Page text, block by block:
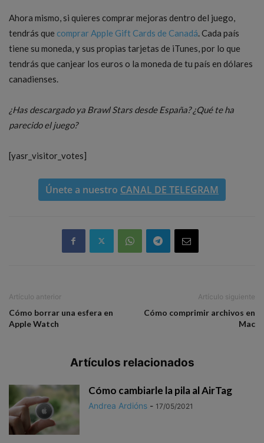
Ahora mismo, si quieres comprar mejoras dentro del juego,
tendrás que comprar Apple Gift Cards de Canadá. Cada país
tiene su moneda, y sus propias tarjetas de iTunes, por lo que
tendrás que canjear los euros o la moneda de tu país en dólares
canadienses.
¿Has descargado ya Brawl Stars desde España? ¿Qué te ha
parecido el juego?
[yasr_visitor_votes]
Únete a nuestro CANAL DE TELEGRAM
Artículo anterior
Cómo borrar una esfera en
Apple Watch
Artículo siguiente
Cómo comprimir archivos en
Mac
Artículos relacionados
Cómo cambiarle la pila al AirTag
Andrea Ardións - 17/05/2021